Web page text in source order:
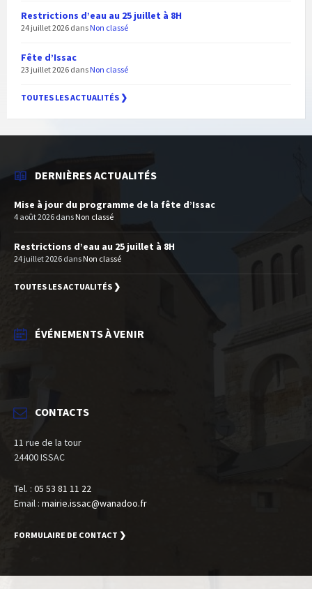
Restrictions d’eau au 25 juillet à 8H
24 juillet 2026 dansNon classé
Fête d’Issac
23 juillet 2026 dansNon classé
TOUTES LES ACTUALITÉS ❯
DERNIÈRES ACTUALITÉS
Mise à jour du programme de la fête d’Issac
4 août 2026 dansNon classé
Restrictions d’eau au 25 juillet à 8H
24 juillet 2026 dansNon classé
TOUTES LES ACTUALITÉS ❯
ÉVÉNEMENTS À VENIR
CONTACTS
11 rue de la tour
24400 ISSAC
Tel. : 05 53 81 11 22
Email : mairie.issac@wanadoo.fr
FORMULAIRE DE CONTACT ❯